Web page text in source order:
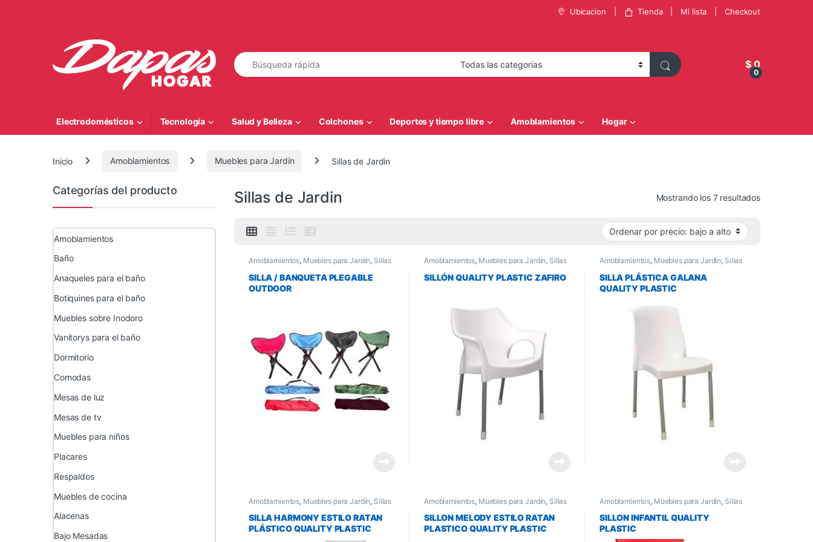
Ubicacion Tienda Mi lista Checkout
Búsqueda de:
0
$0
Electrodomésticos Tecnología Salud y Belleza Colchones Deportes y tiempo libre Amoblamientos Hogar
Inicio Amoblamientos Muebles para Jardín Sillas de Jardin
Sillas de Jardin Mostrando los 7 resultadosOrdenado
Amoblamientos, Muebles para Jardín, Sillas
SILLA / BANQUETA PLEGABLE
OUTDOOR
Amoblamientos, Muebles para Jardín, Sillas
SILLÓN QUALITY PLASTIC ZAFIRO
Amoblamientos, Muebles para Jardín, Sillas
SILLA PLÁSTICA GALANA
QUALITY PLASTIC
Amoblamientos, Muebles para Jardín, Sillas
SILLA HARMONY ESTILO RATAN
PLÁSTICO QUALITY PLASTIC
Amoblamientos, Muebles para Jardín, Sillas
SILLON MELODY ESTILO RATAN
PLASTICO QUALITY PLASTIC
Amoblamientos, Muebles para Jardín, Sillas
SILLON INFANTIL QUALITY
PLASTIC
Categorías del producto
Amoblamientos
Baño
Anaqueles para el baño
Botiquines para el baño
Muebles sobre Inodoro
Vanitorys para el baño
Dormitorio
Comodas
Mesas de luz
Mesas de tv
Muebles para niños
Placares
Respaldos
Muebles de cocina
Alacenas
Bajo Mesadas